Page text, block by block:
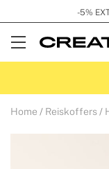
-5%
Open
Menu
Home Reiskoffers